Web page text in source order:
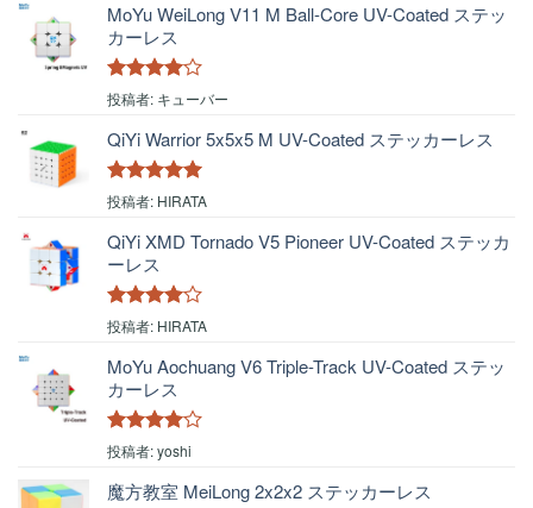
MoYu WeiLong V11 M Ball-Core UV-Coated ステッ
カーレス
5段階中 4
投稿者: キューバー
QiYi Warrior 5x5x5 M UV-Coated ステッカーレス
5段階中5の
投稿者: HIRATA
QiYi XMD Tornado V5 Pioneer UV-Coated ステッカ
ーレス
5段階中4
投稿者: HIRATA
MoYu Aochuang V6 Triple-Track UV-Coated ステッ
カーレス
5段階中4
の評価
投稿者: yoshi
魔方教室 MeiLong 2x2x2 ステッカーレス